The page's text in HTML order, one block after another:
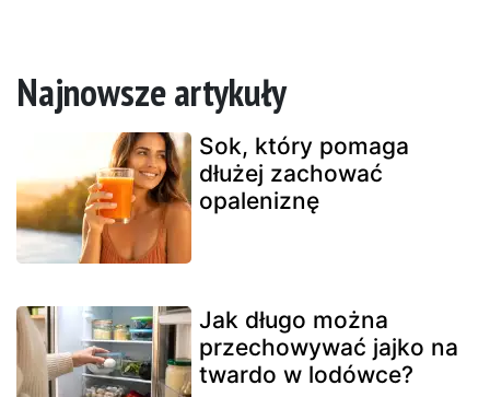
Najnowsze artykuły
Sok, który pomaga
dłużej zachować
opaleniznę
Jak długo można
przechowywać jajko na
twardo w lodówce?